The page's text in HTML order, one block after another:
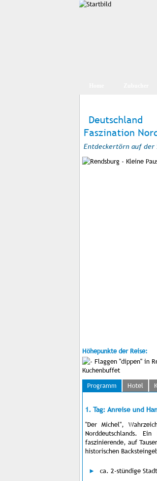
Deutschland
Faszination
Entdeckertörn auf der
Höhepunkte der Reise:
Flaggen "dippen" in
Kuchenbuffet
Programm
Hotel
1. Tag: Anreise und
"Der Michel",
Norddeutschlands.
faszinierende, auf
historischen
ca. 2-stündige